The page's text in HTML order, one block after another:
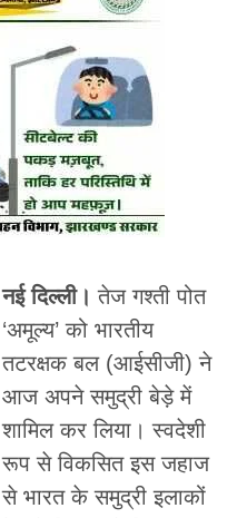
नई दिल्ली।तेज गश्ती पोत
‘अमूल्य’ को भारतीय
तटरक्षक बल (आईसीजी) ने
आज अपने समुद्री बेड़े में
शामिल कर लिया। स्वदेशी
रूप से विकसित इस जहाज
से भारत के समुद्री इलाकों